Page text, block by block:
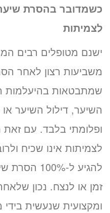
לצמיתות
ישנם מטופלים רבים
משביעות רצון לאחר
שמתבטאות
השיער, דילול השיער
ופלומתי בלבד. עם
לצמיתות אינו שכיח
להגיע ל-
זמן או לנצח. נכון
ומקצועית שנעשית